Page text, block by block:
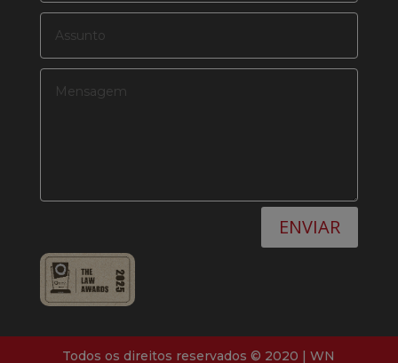
ENVIAR
Todos os direitos reservados © 2020 |WN